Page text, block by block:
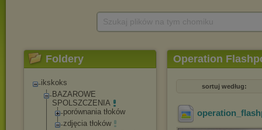
Foldery
ikskoks
BAZAROWE
SPOLSZCZENIA
porównania tłoków
zdjęcia tłoków
Operation
sortuj według: